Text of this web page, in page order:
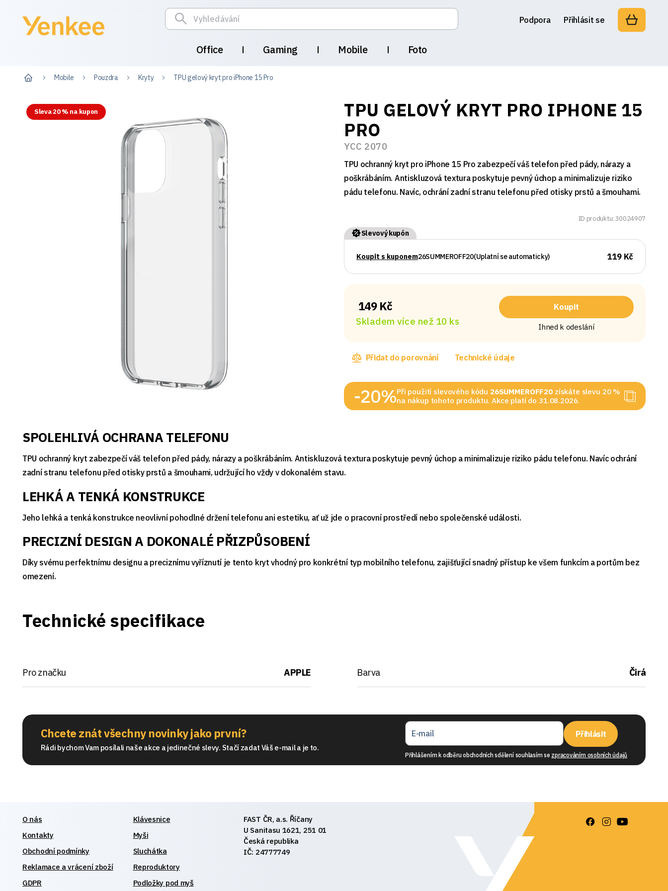
Office Gaming Mobile Foto
Podpora Přihlásit se
Mobile Pouzdra Kryty TPU gelový kryt pro iPhone 15 Pro
Sleva 20 % na kupon
TPU GELOVÝ KRYT PRO IPHONE 15
PRO
YCC 2070
TPU ochranný kryt pro iPhone 15 Pro zabezpečí váš telefon před pády, nárazy a
poškrábáním. Antiskluzová textura poskytuje pevný úchop a minimalizuje riziko
pádu telefonu. Navíc, ochrání zadní stranu telefonu před otisky prstů a šmouhami.
ID produktu: 30024907
Slevový kupón
Koupit s kuponem26SUMMEROFF20(Uplatní se automaticky) 119 Kč
149 Kč
Skladem více než 10 ks
Koupit
Ihned k odeslání
Přidat do porovnání Technické údaje
-20%Při použití slevového kódu 26SUMMEROFF20 získáte slevu 20 %
na nákup tohoto produktu. Akce platí do 31.08.2026.
SPOLEHLIVÁ OCHRANA TELEFONU
TPU ochranný kryt zabezpečí váš telefon před pády, nárazy a poškrábáním. Antiskluzová textura poskytuje pevný úchop a minimalizuje riziko pádu telefonu. Navíc ochrání
zadní stranu telefonu před otisky prstů a šmouhami, udržující ho vždy v dokonalém stavu.
LEHKÁ A TENKÁ KONSTRUKCE
Jeho lehká a tenká konstrukce neovlivní pohodlné držení telefonu ani estetiku, ať už jde o pracovní prostředí nebo společenské události.
PRECIZNÍ DESIGN A DOKONALÉ PŘIZPŮSOBENÍ
Díky svému perfektnímu designu a preciznímu vyříznutí je tento kryt vhodný pro konkrétní typ mobilního telefonu, zajišťující snadný přístup ke všem funkcím a portům bez
omezení.
Technické specifikace
Pro značku APPLE Barva Čirá
Chcete znát všechny novinky jako první?
Rádi bychom Vam posílali naše akce a jedinečné slevy. Stačí zadat Váš e-mail a je to.
Přihlásit
Přihlášením k odběru obchodních sdělení souhlasím se zpracováním osobních údajů
O nás
Kontakty
Obchodní podmínky
Reklamace a vrácení zboží
GDPR
Klávesnice
Myši
Sluchátka
Reproduktory
Podložky pod myš
FAST ČR, a.s. Říčany
U Sanitasu 1621, 251 01
Česká republika
IČ: 24777749